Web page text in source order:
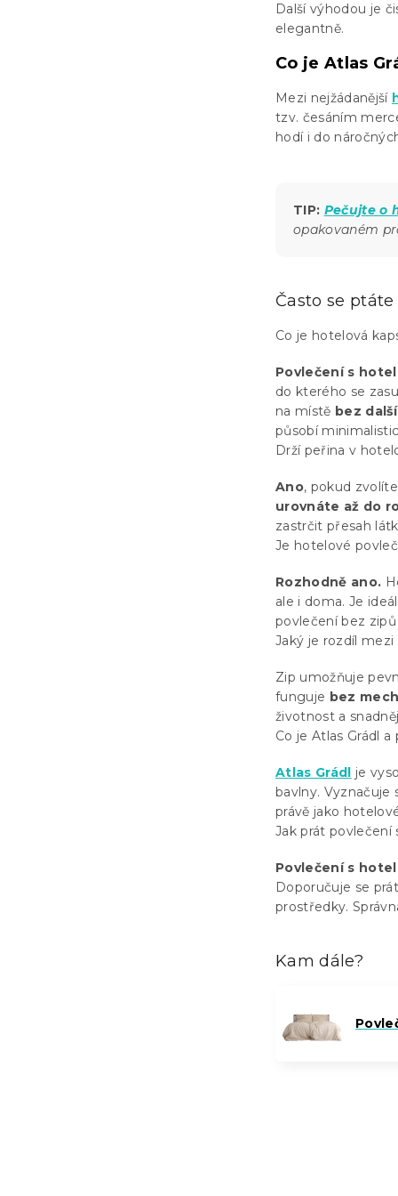
Další výhodou je
elegantně.
Co je Atlas
Mezi nejžádanější
tzv. česáním
hodí i do
TIP: Pečujte o
opakovaném
Často se ptáte
Co je hotelová
Povlečení s
do kterého se
na místě bez
působí
Drží peřina v
Ano, pokud
urovnáte až do
zastrčit přesah
Je hotelové
Rozhodně ano.
ale i doma. Je
povlečení bez
Jaký je rozdíl
Zip umožňuje
funguje bez
životnost a
Co je Atlas Grádl
Atlas Grádl je
bavlny. Vyznačuje
právě jako
Jak prát povlečení
Povlečení s
Doporučuje se
prostředky.
Kam dále?